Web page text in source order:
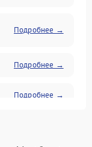
Подробнее →
Подробнее →
Подробнее →